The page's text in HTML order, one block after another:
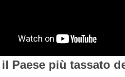
il Paese più tassato